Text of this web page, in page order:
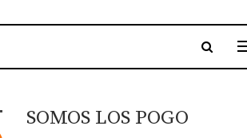
SOMOS LOS POGO